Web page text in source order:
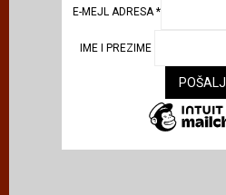
E-MEJL ADRESA*
IME I PREZIME